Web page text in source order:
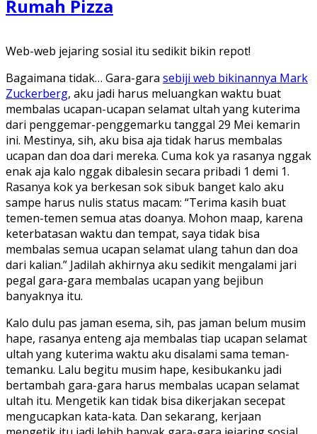
Rumah Pizza
Web-web jejaring sosial itu sedikit bikin repot!
Bagaimana tidak… Gara-gara sebiji web bikinannya Mark
Zuckerberg, aku jadi harus meluangkan waktu buat
membalas ucapan-ucapan selamat ultah yang kuterima
dari penggemar-penggemarku tanggal 29 Mei kemarin
ini. Mestinya, sih, aku bisa aja tidak harus membalas
ucapan dan doa dari mereka. Cuma kok ya rasanya nggak
enak aja kalo nggak dibalesin secara pribadi 1 demi 1.
Rasanya kok ya berkesan sok sibuk banget kalo aku
sampe harus nulis status macam: “Terima kasih buat
temen-temen semua atas doanya. Mohon maap, karena
keterbatasan waktu dan tempat, saya tidak bisa
membalas semua ucapan selamat ulang tahun dan doa
dari kalian.” Jadilah akhirnya aku sedikit mengalami jari
pegal gara-gara membalas ucapan yang bejibun
banyaknya itu.
Kalo dulu pas jaman esema, sih, pas jaman belum musim
hape, rasanya enteng aja membalas tiap ucapan selamat
ultah yang kuterima waktu aku disalami sama teman-
temanku. Lalu begitu musim hape, kesibukanku jadi
bertambah gara-gara harus membalas ucapan selamat
ultah itu. Mengetik kan tidak bisa dikerjakan secepat
mengucapkan kata-kata. Dan sekarang, kerjaan